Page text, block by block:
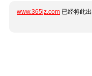
www.365jz.com 已经将此